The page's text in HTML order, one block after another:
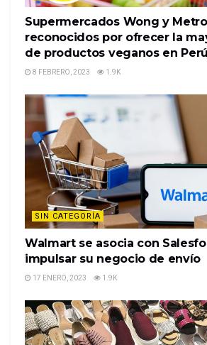
Supermercados Wong y
reconocidos por ofrecer la
de productos veganos en Perú
8 FEBRERO, 2023 1.9K
SIN CATEGORÍA
Walmart se asocia con
impulsar su negocio de envío
17 ENERO, 2023 1.9K